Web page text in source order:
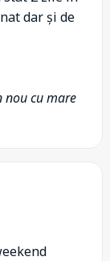
dar și de
nou cu mare